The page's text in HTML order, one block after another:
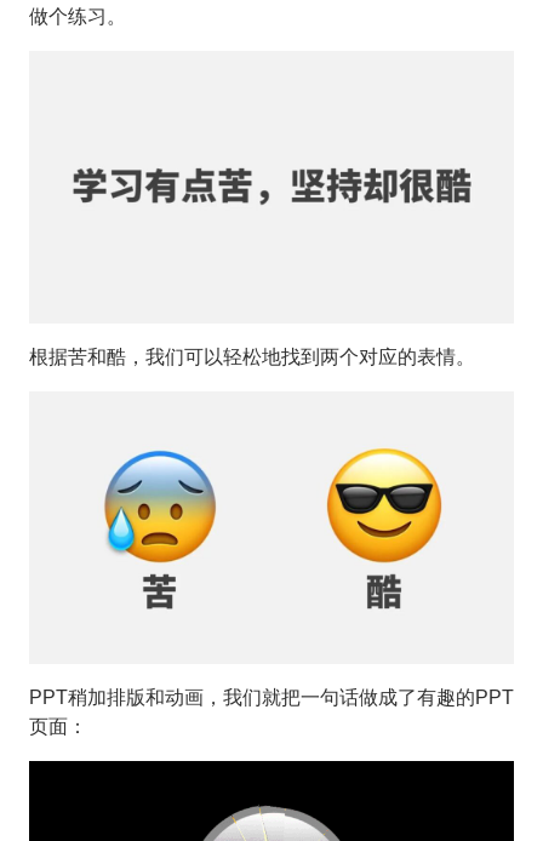
做个练习。
根据苦和酷，我们可以轻松地找到两个对应的表情。
PPT稍加排版和动画，我们就把一句话做成了有趣的PPT
页面：